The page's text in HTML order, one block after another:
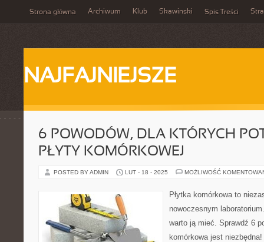
Strona główna Archiwum Klub Skawinski Spis Treści
NAJFAJNIEJSZE
6 POWODÓW, DLA KTÓRYCH
PŁYTY KOMÓRKOWEJ
POSTED BY ADMIN LUT - 18 - 2025 MOŻLIWOŚĆ
Płytka komórkowa to
nowoczesnym
warto ją mieć. Sprawdź 6
komórkowa jest niezbędna!